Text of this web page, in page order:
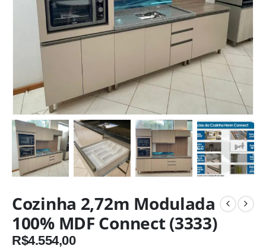
Cozinha 2,72m Modulada
100% MDF Connect (3333)
R$4.554,00